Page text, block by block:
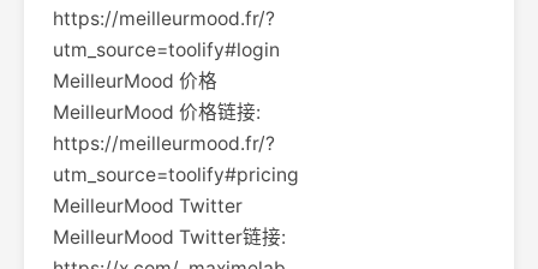
https://meilleurmood.fr/?
utm_source=toolify#login
MeilleurMood 价格
MeilleurMood 价格链接:
https://meilleurmood.fr/?
utm_source=toolify#pricing
MeilleurMood Twitter
MeilleurMood Twitter链接: